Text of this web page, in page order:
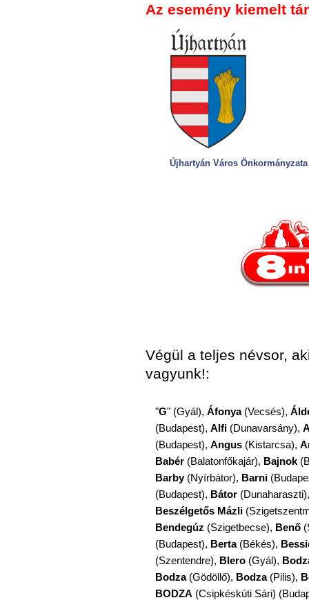
Az esemény kiemelt
Újhartyán Város Önkormányzata
Végül a teljes névsor,
vagyunk!:
"G" (Gyál), Áfonya(Vecsés),
(Budapest), Alfi (Dunavarsány),
(Budapest), Angus (Kistarcsa),
Babér (Balatonfőkajár), Bajnok
Barby(Nyírbátor), Barni
(Budapest), Bátor
Beszélgetős Mázli
Bendegúz (Szigetbecse), Benő
(Budapest), Berta(Békés),
(Szentendre), Blero (Gyál),
Bodza(Gödöllő), Bodza(Pilis),
BODZA (Csipkéskúti Sári)